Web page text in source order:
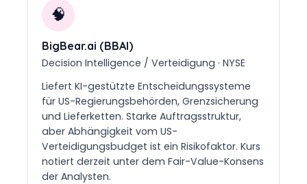
🧠
BigBear.ai (BBAI)
Decision Intelligence / Verteidigung · NYSE
Liefert KI-gestützte Entscheidungssysteme
für US-Regierungsbehörden, Grenzsicherung
und Lieferketten. Starke Auftragsstruktur,
aber Abhängigkeit vom US-
Verteidigungsbudget ist ein Risikofaktor. Kurs
notiert derzeit unter dem Fair-Value-Konsens
der Analysten.